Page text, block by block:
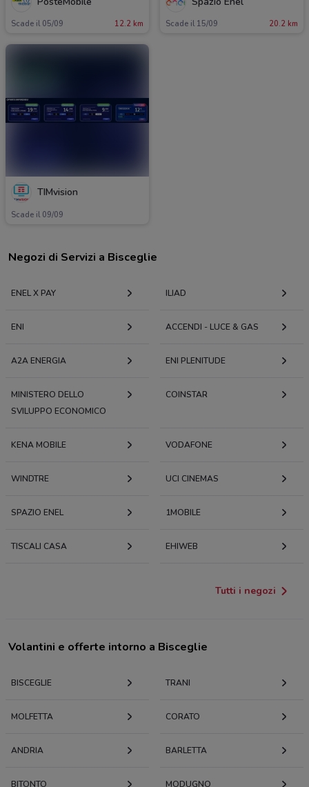
Scade il 05/09 12.2 km Scade il 15/09 20.2 km
TIMvision
Scade il 09/09
Negozi di Servizi a Bisceglie
ENEL X PAY ILIAD
ENI ACCENDI - LUCE & GAS
A2A ENERGIA ENI PLENITUDE
MINISTERO DELLO
SVILUPPO ECONOMICO
COINSTAR
KENA MOBILE VODAFONE
WINDTRE UCI CINEMAS
SPAZIO ENEL 1MOBILE
TISCALI CASA EHIWEB
Tutti i negozi
Volantini e offerte intorno a Bisceglie
BISCEGLIE TRANI
MOLFETTA CORATO
ANDRIA BARLETTA
BITONTO MODUGNO